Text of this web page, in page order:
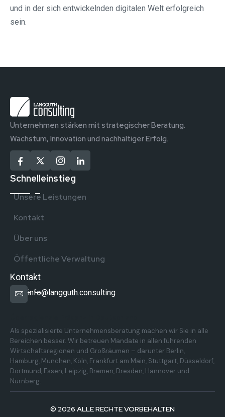
und in der sich entwickelnden digitalen Welt erfolgreich
sein.
Unternehmen stärken mit strategischer Beratung.
Wachstum, Innovation und nachhaltiger Erfolg.
Schnelleinstieg
Unsere Leistungen
Kontakt
Über uns
Öffentliche Verwaltung
Kontakt
info@langguth.consulting
Als spezialisierte Unternehmensberatung machen wir Sie in alle
Bereichen besser. Wir betreuen Mandate in allen führenden
Wirtschaftsregionen und Großräumen – darunter Berlin,
Hamburg, München, Köln, Frankfurt am Main, Stuttgart, Düsseldorf,
Dortmund, Essen, Leipzig, Bremen, Dresden, Hannover und
Nürnberg.
© 2026 ALLE RECHTE VORBEHALTEN